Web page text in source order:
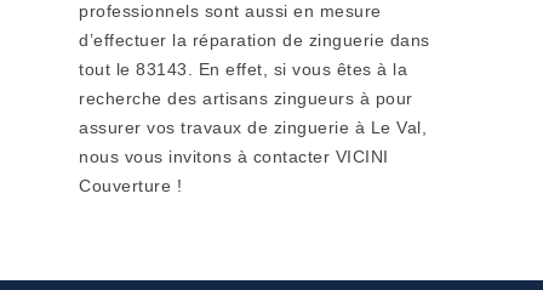
professionnels sont aussi en mesure
d’effectuer la réparation de zinguerie dans
tout le 83143. En effet, si vous êtes à la
recherche des artisans zingueurs à pour
assurer vos travaux de zinguerie à Le Val,
nous vous invitons à contacter VICINI
Couverture !